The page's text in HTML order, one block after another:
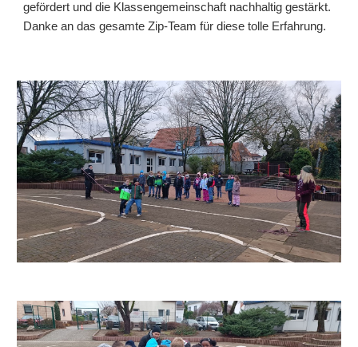
gefördert und die Klassengemeinschaft nachhaltig gestärkt.
Danke an das gesamte Zip-Team für diese tolle Erfahrung.